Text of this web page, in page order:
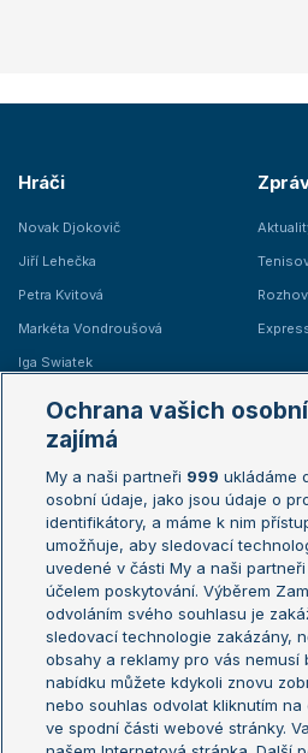
Hráči
Novak Djokovič
Jiří Lehečka
Petra Kvitová
Markéta Vondroušová
Iga Swiatek
Žebříčky
Žebříček ATP (muži)
Žebříček WTA (ženy)
Sázkařský žebříček
French
US
Turnaj
Turnaj
Aktualní trendy
Fotbalové přestupy
Ochrana vašich
zajímá
My a naši partneři 999 ukládáme
osobní údaje, jako jsou údaje o
identifikátory, a máme k nim
umožňuje, aby sledovací
uvedené v části My a naši
účelem poskytování. Výběrem
odvoláním svého souhlasu je
sledovací technologie zakázány,
obsahy a reklamy pro vás nemusí
nabídku můžete kdykoli znovu
nebo souhlas odvolat kliknutím na
ve spodní části webové stránky.